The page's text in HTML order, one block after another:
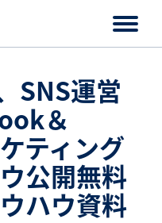
SNS運営
＆
ティング
公開無料
ハウ資料